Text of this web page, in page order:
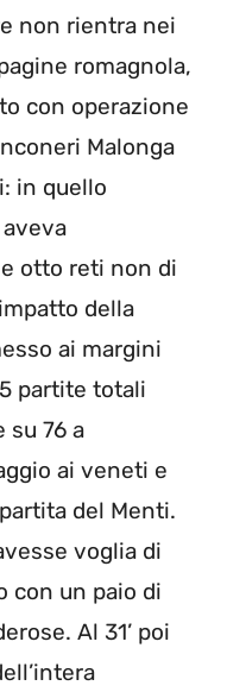
non rientra nei
romagnola,
con operazione
Malonga
in quello
otto reti non di
della
ai margini
partite totali
su 76 a
ai veneti e
del Menti.
voglia di
con un paio di
Al 31’ poi